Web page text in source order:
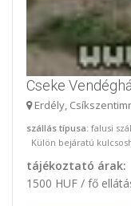
Cseke
Erdély,
szállás típusa: falusi
Külön bejáratú
tájékoztató árak:
1500 HUF / fő